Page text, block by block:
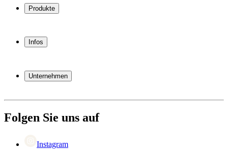
Produkte
Weinregal
Weinmöbel
Infos
Garantie
Bezahlung
Rückgabe
Unternehmen
Black Friday
Singles Day
Folgen Sie uns auf
Instagram